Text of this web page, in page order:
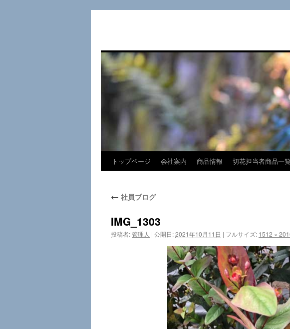
ツ
トップページ 会社案内 商品情報 切花担当者商品一覧
← 社員ブログ
IMG_1303
投稿者:管理人 | 公開日:2021年10月11日 | フルサイズ: 1512 ×